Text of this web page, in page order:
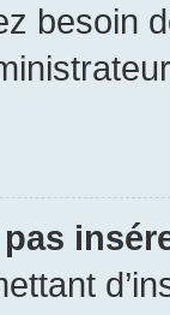
besoin